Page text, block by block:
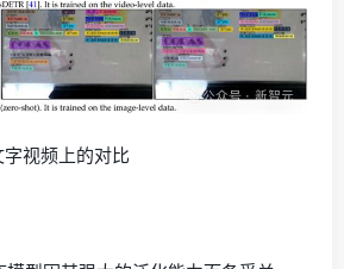
视频上的对比